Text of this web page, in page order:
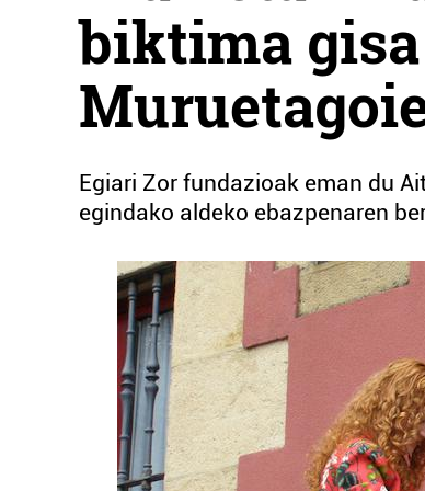
biktima
Egiari Zor fundazioak eman du
egindako aldeko ebazpenaren